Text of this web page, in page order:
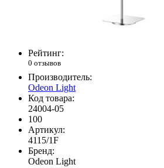
Рейтинг:
0 отзывов
Производитель:
Odeon Light
Код товара:
24004-05
100
Артикул:
4115/1F
Бренд:
Odeon Light